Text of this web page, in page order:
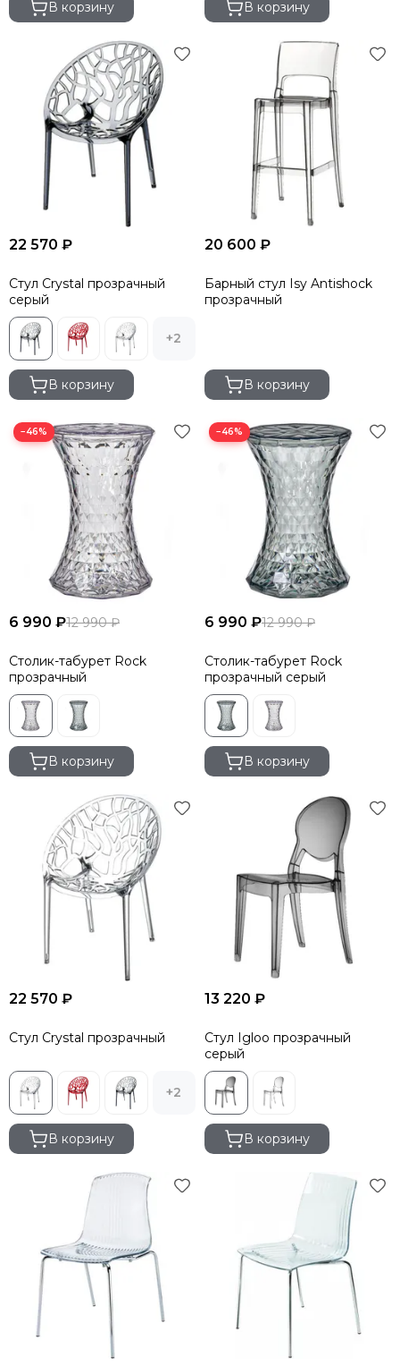
В корзину В корзину
22 570 ₽
Стул Crystal прозрачный
серый
+2
В корзину
20 600 ₽
Барный стул Isy Antishock
прозрачный
В корзину
−46%
6 990 ₽12 990 ₽
Столик-табурет Rock
прозрачный
В корзину
−46%
6 990 ₽12 990 ₽
Столик-табурет Rock
прозрачный серый
В корзину
22 570 ₽
Стул Crystal прозрачный
+2
В корзину
13 220 ₽
Стул Igloo прозрачный
серый
В корзину